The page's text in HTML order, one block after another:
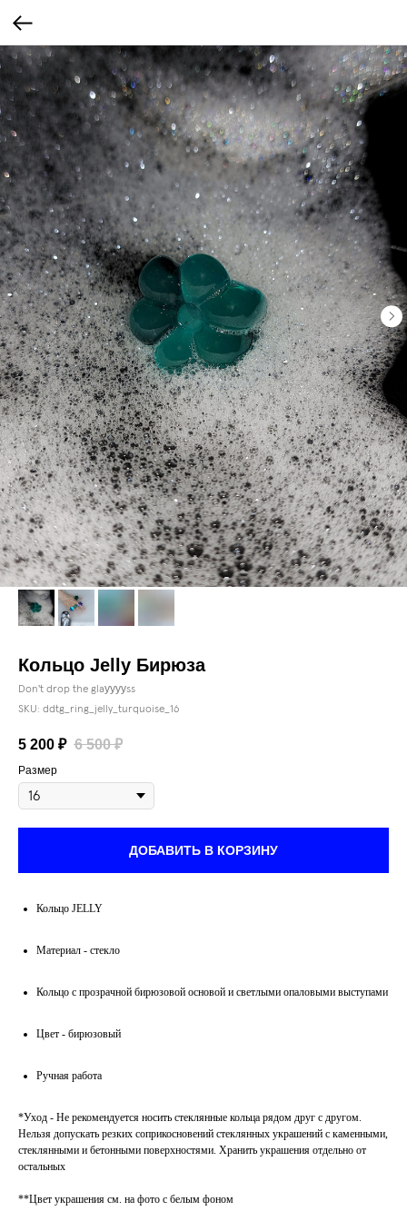
Кольцо Jelly Бирюза
Don't drop the glaууууss
SKU: ddtg_ring_jelly_turquoise_16
5 200 ₽ 6 500 ₽
Размер
ДОБАВИТЬ В КОРЗИНУ
Кольцо JELLY
Материал - стекло
Кольцо с прозрачной бирюзовой основой и светлыми опаловыми выступами
Цвет - бирюзовый
Ручная работа
*Уход - Не рекомендуется носить стеклянные кольца рядом друг с другом.
Нельзя допускать резких соприкосновений стеклянных украшений с каменными,
стеклянными и бетонными поверхностями. Хранить украшения отдельно от
остальных
**Цвет украшения см. на фото с белым фоном